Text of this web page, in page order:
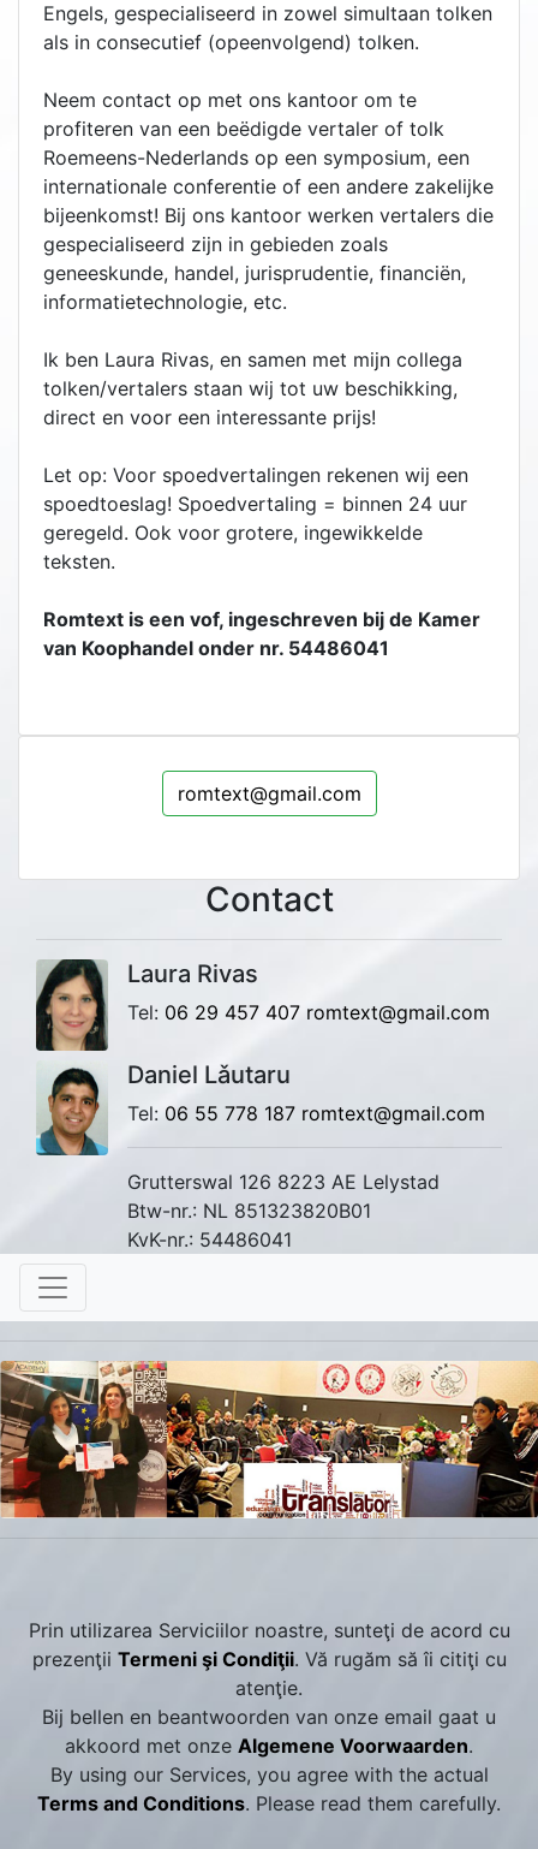
Engels, gespecialiseerd in zowel simultaan tolken
als in consecutief (opeenvolgend) tolken.
Neem contact op met ons kantoor om te
profiteren van een beëdigde vertaler of tolk
Roemeens-Nederlands op een symposium, een
internationale conferentie of een andere zakelijke
bijeenkomst! Bij ons kantoor werken vertalers die
gespecialiseerd zijn in gebieden zoals
geneeskunde, handel, jurisprudentie, financiën,
informatietechnologie, etc.
Ik ben Laura Rivas, en samen met mijn collega
tolken/vertalers staan wij tot uw beschikking,
direct en voor een interessante prijs!
Let op: Voor spoedvertalingen rekenen wij een
spoedtoeslag! Spoedvertaling = binnen 24 uur
geregeld. Ook voor grotere, ingewikkelde
teksten.
Romtext is een vof, ingeschreven bij de Kamer
van Koophandel onder nr. 54486041
romtext@gmail.com
Contact
Laura Rivas
Tel: 06 29 457 407 romtext@gmail.com
Daniel Lǎutaru
Tel: 06 55 778 187 romtext@gmail.com
Grutterswal 126 8223 AE Lelystad
Btw-nr.: NL 851323820B01
KvK-nr.: 54486041
Prin utilizarea Serviciilor noastre, sunteţi de acord cu
prezenţii Termeni şi Condiţii. Vă rugăm să îi citiţi cu
atenţie.
Bij bellen en beantwoorden van onze email gaat u
akkoord met onze Algemene Voorwaarden.
By using our Services, you agree with the actual
Terms and Conditions. Please read them carefully.